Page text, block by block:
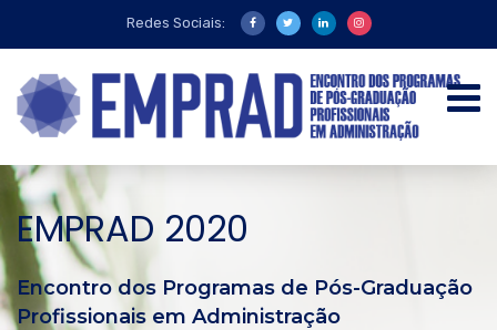
Redes Sociais:
EMPRAD 2020
Encontro dos Programas de Pós-Graduação
Profissionais em Administração